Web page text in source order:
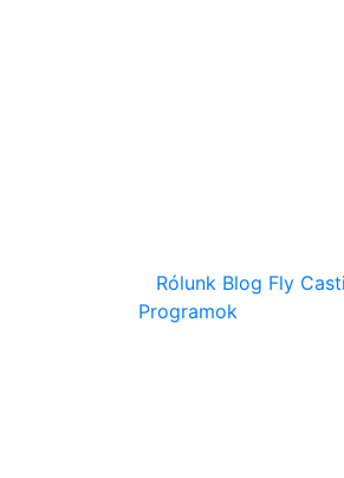
Rólunk Blog Fly
Programok